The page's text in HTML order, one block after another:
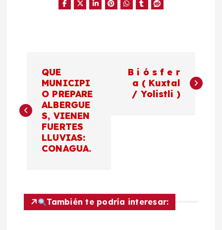
v
c
QUE
MUNICIPI
O PREPARE
ALBERGUE
S, VIENEN
FUERTES
LLUVIAS:
CONAGUA.
B i ó s f e r
a ( Kuxtal
/ Yolistli )
También te podría interesar: